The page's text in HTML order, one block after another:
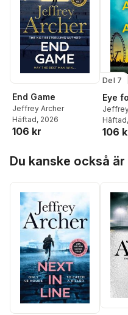
End Game
Jeffrey Archer
Häftad, 2026
106 kr
Del 7
Eye
Häftad
106
Du kanske också